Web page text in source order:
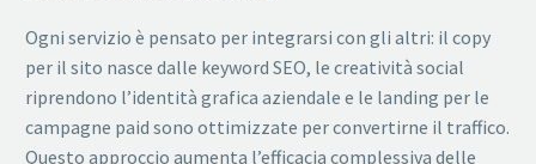
Ogni servizio è pensato per integrarsi con gli altri: il copy
per il sito nasce dalle keyword SEO, le creatività social
riprendono l’identità grafica aziendale e le landing per le
campagne paid sono ottimizzate per convertirne il traffico.
Questo approccio aumenta l’efficacia complessiva delle